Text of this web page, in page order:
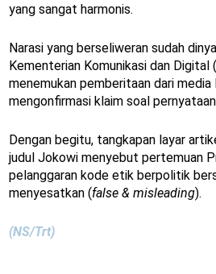
yang sangat harmonis.
Narasi yang berseliweran sudah
Kementerian Komunikasi dan Digital
menemukan pemberitaan dari media
mengonfirmasi klaim soal
Dengan begitu, tangkapan layar
judul Jokowi menyebut pertemuan
pelanggaran kode etik berpolitik
menyesatkan (false & misleading).
(NS/Trt)